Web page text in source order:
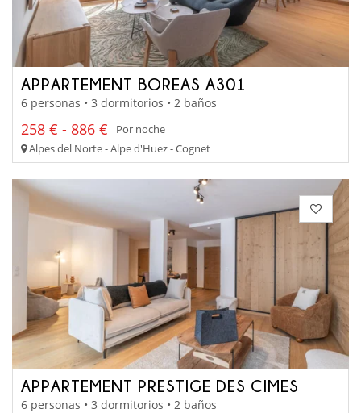
APPARTEMENT BOREAS A301
6 personas • 3 dormitorios • 2 baños
258 € - 886 €
Por noche
Alpes del Norte - Alpe d'Huez - Cognet
APPARTEMENT PRESTIGE DES CIMES
6 personas • 3 dormitorios • 2 baños